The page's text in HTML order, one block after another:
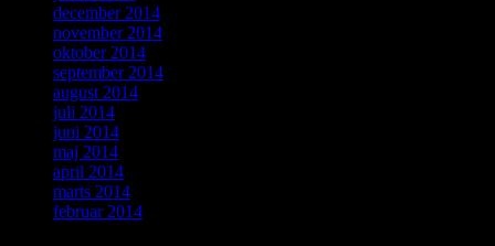
december 2014
november 2014
oktober 2014
september 2014
august 2014
juli 2014
juni 2014
maj 2014
april 2014
marts 2014
februar 2014